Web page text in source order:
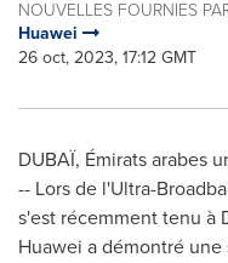
NOUVELLES FOURNIES
Huawei
26 oct, 2023, 17:12 GMT
DUBAÏ, Émirats arabes
-- Lors de l'Ultra-
s'est récemment tenu à
Huawei a démontré